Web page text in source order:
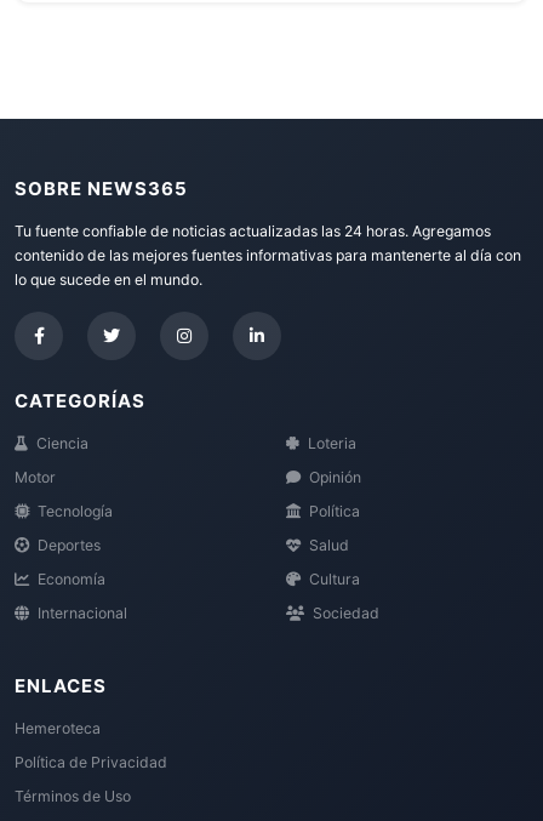
SOBRE NEWS365
Tu fuente confiable de noticias actualizadas las 24 horas. Agregamos
contenido de las mejores fuentes informativas para mantenerte al día con
lo que sucede en el mundo.
CATEGORÍAS
Ciencia
Motor
Tecnología
Deportes
Economía
Internacional
Loteria
Opinión
Política
Salud
Cultura
Sociedad
ENLACES
Hemeroteca
Política de Privacidad
Términos de Uso